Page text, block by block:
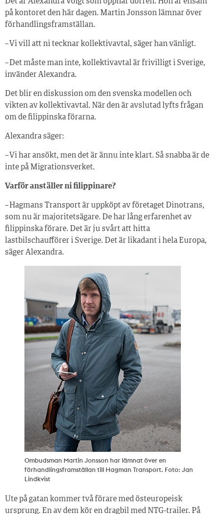
Det är Alexandra Voigt som öppnar dörren. Hon är ensam
på kontoret den här dagen. Martin Jonsson lämnar över
förhandlingsframställan.
– Vi vill att ni tecknar kollektivavtal, säger han vänligt.
– Det måste man inte, kollektivavtal är frivilligt i Sverige,
invänder Alexandra.
Det blir en diskussion om den svenska modellen och
vikten av kollektivavtal. När den är avslutad lyfts frågan
om de filippinska förarna.
Alexandra säger:
– Vi har ansökt, men det är ännu inte klart. Så snabba är de
inte på Migrationsverket.
Varför anställer ni filippinare?
– Hagmans Transport är uppköpt av företaget Dinotrans,
som nu är majoritetsägare. De har lång erfarenhet av
filippinska förare. Det är ju svårt att hitta
lastbilschaufförer i Sverige. Det är likadant i hela Europa,
säger Alexandra.
Ombudsman Martin Jonsson har lämnat över en
förhandlingsframställan till Hagman Transport. Foto: Jan
Lindkvist
Ute på gatan kommer två förare med östeuropeisk
ursprung. En av dem kör en dragbil med NTG-trailer. På